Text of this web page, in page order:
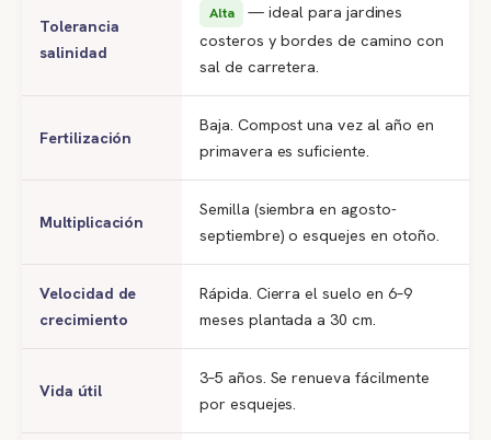
Tolerancia
salinidad
Alta
— ideal para jardines
costeros y bordes de camino con
sal de carretera.
Fertilización
Baja. Compost una vez al año en
primavera es suficiente.
Multiplicación
Semilla (siembra en agosto-
septiembre) o esquejes en otoño.
Velocidad de
crecimiento
Rápida. Cierra el suelo en 6–9
meses plantada a 30 cm.
Vida útil
3–5 años. Se renueva fácilmente
por esquejes.